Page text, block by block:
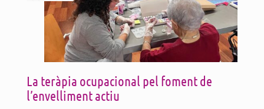
La teràpia ocupacional pel foment de
l’envelliment actiu